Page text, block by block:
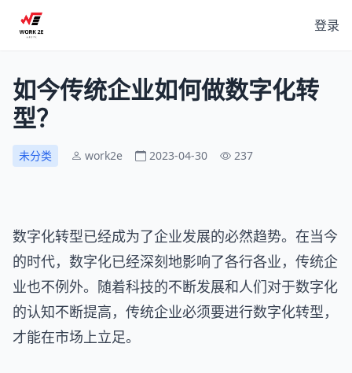
登录
如今传统企业如何做数字化转
型？
未分类 work2e 2023-04-30 237
数字化转型已经成为了企业发展的必然趋势。在当今
的时代，数字化已经深刻地影响了各行各业，传统企
业也不例外。随着科技的不断发展和人们对于数字化
的认知不断提高，传统企业必须要进行数字化转型，
才能在市场上立足。